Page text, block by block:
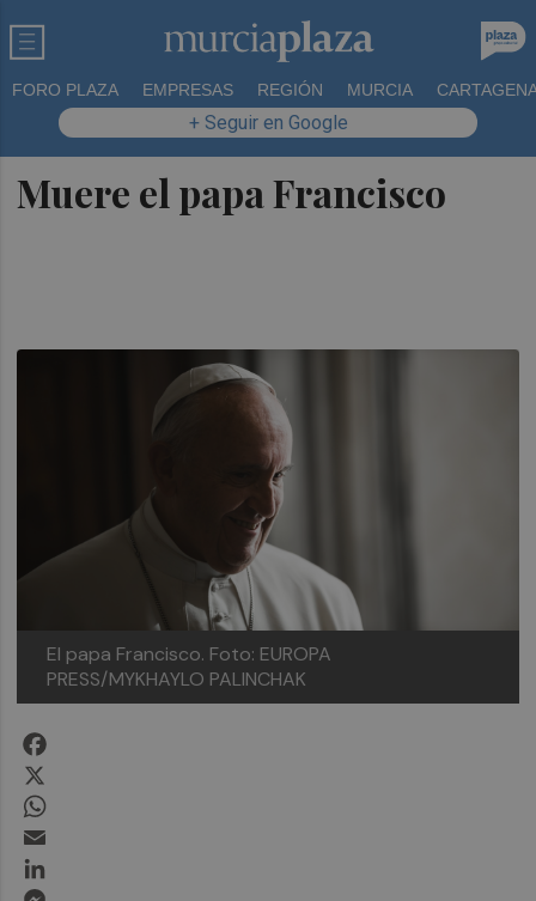
FORO PLAZA EMPRESAS REGIÓN MURCIA
+ Seguir en Google
Muere el papa Francisco
El papa Francisco. Foto: EUROPA
PRESS/MYKHAYLO PALINCHAK